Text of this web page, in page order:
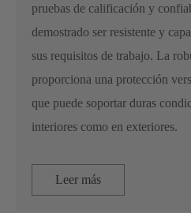
pruebas de calificación y
demostrado ser resistente y
sus requisitos de trabajo. La
proporciona una protección
que puede soportar duras
interiores como en exteriores.
Leer más